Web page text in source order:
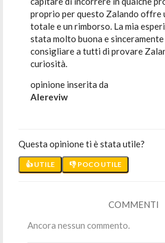
proprio per questo Zalando offre
totale e un rimborso. La mia
stata molto buona e
consigliare a tutti di provare
curiosità.
opinione inserita da
Alereviw
Questa opinione ti è stata utile?
👍 UTILE 👎 POCO UTILE
COMMENTI
Ancora nessun commento.